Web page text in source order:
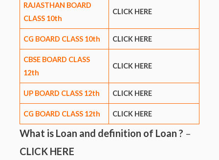
RAJASTHAN BOARD
CLASS 10th
CLICK HERE
CG BOARD CLASS 10th CLICK HERE
CBSE BOARD CLASS
12th
CLICK HERE
UP BOARD CLASS 12th CLICK HERE
CG BOARD CLASS 12th CLICK HERE
What is Loan and definition of Loan ? –
CLICK HERE